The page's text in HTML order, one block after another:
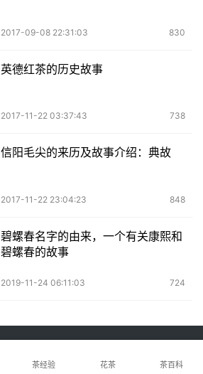
2017-09-08 22:31:03 830
英德红茶的历史故事
2017-11-22 03:37:43 738
信阳毛尖的来历及故事介绍：典故
2017-11-22 23:04:23 848
碧螺春名字的由来，一个有关康熙和
碧螺春的故事
2019-11-24 06:11:03 724
茶经验 花茶 茶百科